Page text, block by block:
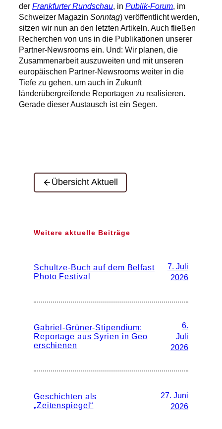
derFrankfurter Rundschau, inPublik-Forum, im
Schweizer MagazinSonntag) veröffentlicht werden,
sitzen wir nun an den letzten Artikeln. Auch fließen
Recherchen von uns in die Publikationen unserer
Partner-Newsrooms ein. Und: Wir planen, die
Zusammenarbeit auszuweiten und mit unseren
europäischen Partner-Newsrooms weiter in die
Tiefe zu gehen, um auch in Zukunft
länderübergreifende Reportagen zu realisieren.
Gerade dieser Austausch ist ein Segen.
Übersicht Aktuell
Weitere aktuelle Beiträge
Schultze-Buch auf dem Belfast
Photo Festival
7. Juli
2026
Gabriel-Grüner-Stipendium:
Reportage aus Syrien in Geo
erschienen
6.
Juli
2026
Geschichten als
„Zeitenspiegel“
27. Juni
2026